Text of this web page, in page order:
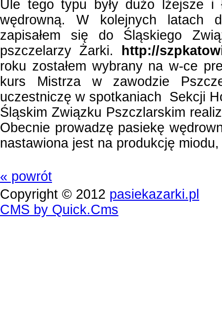
Ule tego typu były dużo lżejsze i
wędrowną. W kolejnych latach
zapisałem się do Śląskiego
pszczelarzy Żarki.
http://
roku zostałem wybrany na w-ce
kurs Mistrza w zawodzie
uczestniczę w spotkaniach Sekcji
Śląskim Związku Pszczlarskim
Obecnie prowadzę pasiekę
nastawiona jest na produkcję
« powrót
Copyright © 2012 pasiekazarki.pl
CMS by Quick.Cms